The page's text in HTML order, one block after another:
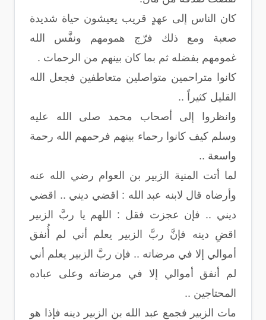
كان الناس إلى عهدٍ قريب يعيشون حياة شديدة
صعبة ومع ذلك فرّج همومهم ونفَّس الله
غمومهم بفضله ثم بما كان بينهم من الرحمات .
كانوا متراحمين متواصلين متعاطفين فجعل الله
القليل كثيراً ..
وانظروا إلى أصحاب محمد صلى الله عليه
وسلم كيف كانوا رحماء بينهم فرحمهم الله رحمة
واسعة ..
لما أتت المنية الزبير بن العوام رضي الله عنه
وأرضاه قال لابنه عبد الله : اقضي ديني .. اقضي
ديني .. فإن عجزت فقل : اللهم يا ربَّ الزبير
اقضِ دينه فإنَّ ربَّ الزبير يعلم أني لم أُنفق
أموالي إلا في مرضاته .. فإن ربَّ الزبير يعلم أني
لم أنفق أموالي إلا في مرضاته وعلى عباده
المحتاجين ..
مات الزبير فجمع عبد الله بن الزبير دينه فإذا هو